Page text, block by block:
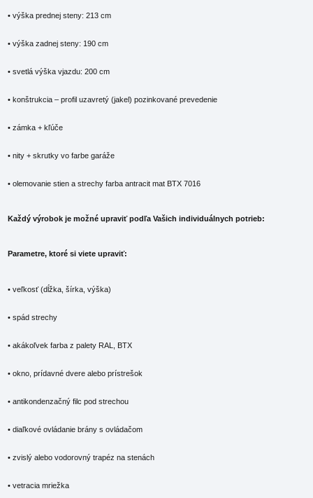
• výška prednej steny: 213 cm
• výška zadnej steny: 190 cm
• svetlá výška vjazdu: 200 cm
• konštrukcia – profil uzavretý (jakel) pozinkované prevedenie
• zámka + kľúče
• nity + skrutky vo farbe garáže
• olemovanie stien a strechy farba antracit mat BTX 7016
Každý výrobok je možné upraviť podľa Vašich individuálnych potrieb:
Parametre, ktoré si viete upraviť:
• veľkosť (dĺžka, šírka, výška)
• spád strechy
• akákoľvek farba z palety RAL, BTX
• okno, prídavné dvere alebo prístrešok
• antikondenzačný filc pod strechou
• diaľkové ovládanie brány s ovládačom
• zvislý alebo vodorovný trapéz na stenách
• vetracia mriežka